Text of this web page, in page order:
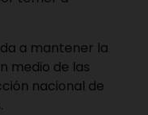
a mantener la
medio de las
nacional de